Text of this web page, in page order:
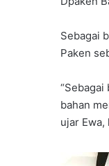
Sebagai
Paken
bahan
ujar